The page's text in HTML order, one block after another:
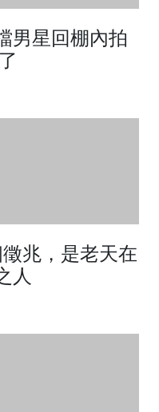
男星回棚內拍
兆，是老天在
人